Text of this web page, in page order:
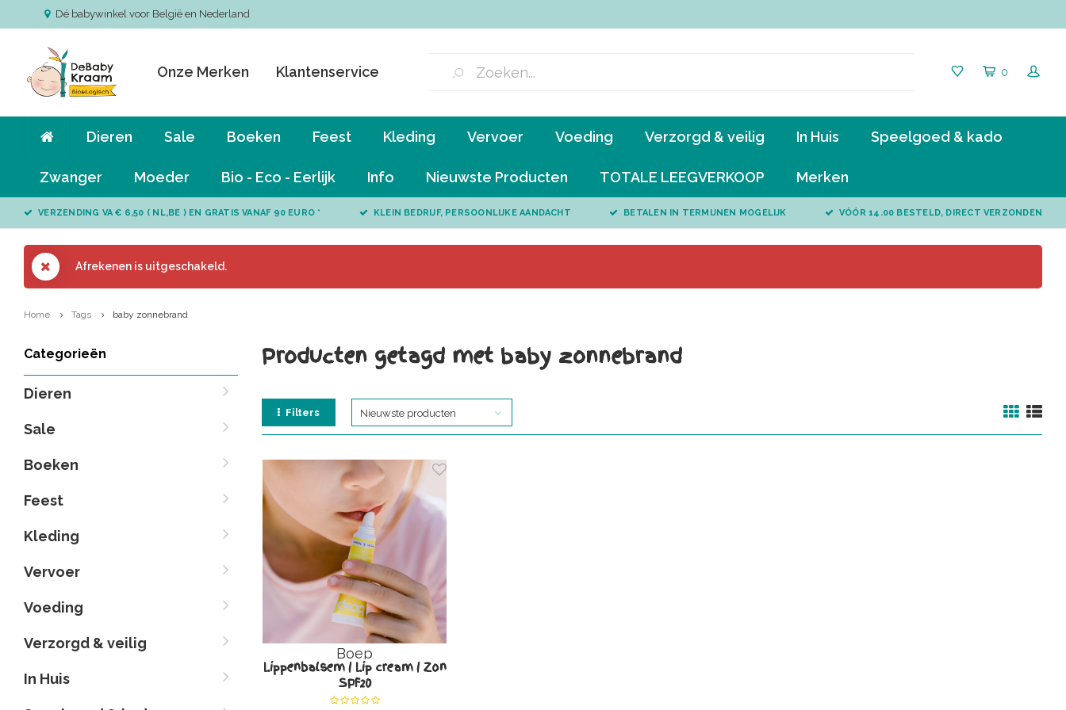
Dé babywinkel voor België en Nederland
Onze Merken Klantenservice 0
Dieren Sale Boeken Feest Kleding Vervoer Voeding Verzorgd & veilig In Huis Speelgoed & kado
Zwanger Moeder Bio - Eco - Eerlijk Info Nieuwste Producten TOTALE LEEGVERKOOP Merken
VERZENDING VA € 6,50 ( NL,BE ) EN GRATIS VANAF 90 EURO * KLEIN BEDRIJF, PERSOONLIJKE AANDACHT BETALEN IN TERMIJNEN MOGELIJK VÓÓR 14.00 BESTELD, DIRECT VERZONDEN
Afrekenen is uitgeschakeld.
Home Tags baby zonnebrand
Categorieën
Dieren
Sale
Boeken
Feest
Kleding
Vervoer
Voeding
Verzorgd & veilig
In Huis
Producten getagd met baby zonnebrand
Filters Nieuwste producten
Boep
Lippenbalsem | Lip cream | Zon
SPF20